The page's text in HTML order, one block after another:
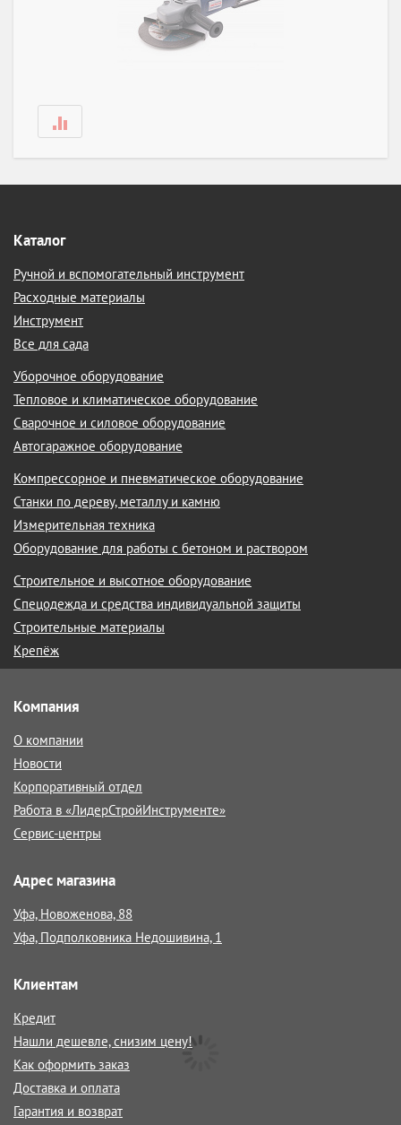
Каталог
Ручной и вспомогательный инструмент
Расходные материалы
Инструмент
Все для сада
Уборочное оборудование
Тепловое и климатическое оборудование
Сварочное и силовое оборудование
Автогаражное оборудование
Компрессорное и пневматическое оборудование
Станки по дереву, металлу и камню
Измерительная техника
Оборудование для работы с бетоном и раствором
Строительное и высотное оборудование
Спецодежда и средства индивидуальной защиты
Строительные материалы
Крепёж
Компания
О компании
Новости
Корпоративный отдел
Работа в «ЛидерСтройИнструменте»
Сервис-центры
Адрес магазина
Уфа, Новоженова, 88
Уфа, Подполковника Недошивина, 1
Клиентам
Кредит
Нашли дешевле, снизим цену!
Как оформить заказ
Доставка и оплата
Гарантия и возврат